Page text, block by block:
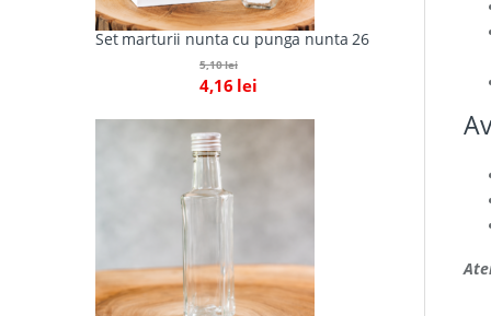
Set marturii nunta cu punga nunta 26
4,16 lei
5,10lei